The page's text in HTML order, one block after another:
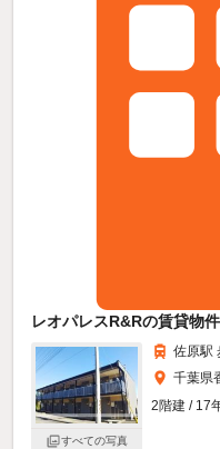
レオパレスR&Rの賃貸物件
すべての写真
佐原駅
千葉県
2階建 / 17